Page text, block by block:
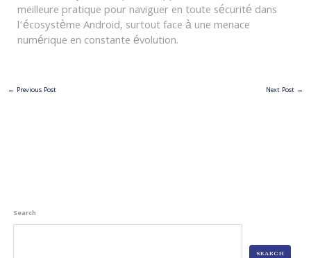
meilleure pratique pour naviguer en toute sécurité dans
l’écosystème Android, surtout face à une menace
numérique en constante évolution.
← Previous Post Next Post →
Search
SEARCH